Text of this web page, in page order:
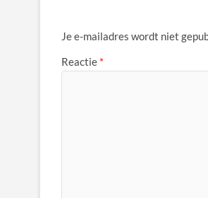
Je e-mailadres wordt niet
Reactie *